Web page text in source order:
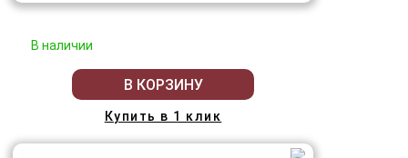
В наличии
В КОРЗИНУ
Купить в 1 клик